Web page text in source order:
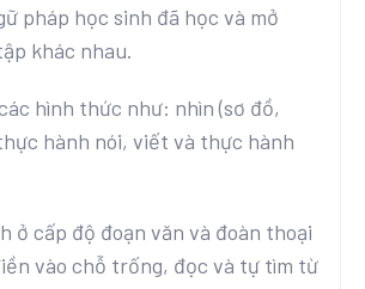
pháp học sinh đã học và mở
khác nhau.
hình thức như: nhìn (sơ đồ,
hành nói, viết và thực hành
ở cấp độ đoạn văn và đoàn thoại
vào chỗ trống, đọc và tự tìm từ